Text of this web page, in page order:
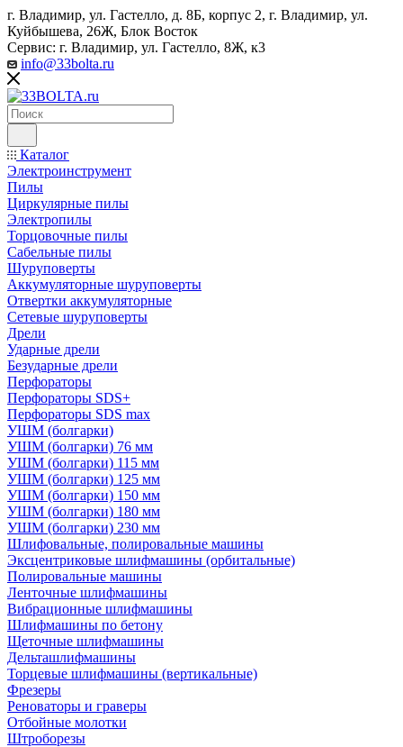
г. Владимир, ул. Гастелло, д. 8Б, корпус 2, г. Владимир, ул. ​
Куйбышева, 26Ж, Блок Восток
Сервис: г. Владимир, ул. Гастелло, 8Ж, к3
info@33bolta.ru
Каталог
Электроинструмент
Пилы
Циркулярные пилы
Электропилы
Торцовочные пилы
Сабельные пилы
Шуруповерты
Аккумуляторные шуруповерты
Отвертки аккумуляторные
Сетевые шуруповерты
Дрели
Ударные дрели
Безударные дрели
Перфораторы
Перфораторы SDS+
Перфораторы SDS max
УШМ (болгарки)
УШМ (болгарки) 76 мм
УШМ (болгарки) 115 мм
УШМ (болгарки) 125 мм
УШМ (болгарки) 150 мм
УШМ (болгарки) 180 мм
УШМ (болгарки) 230 мм
Шлифовальные, полировальные машины
Эксцентриковые шлифмашины (орбитальные)
Полировальные машины
Ленточные шлифмашины
Вибрационные шлифмашины
Шлифмашины по бетону
Щеточные шлифмашины
Дельташлифмашины
Торцевые шлифмашины (вертикальные)
Фрезеры
Реноваторы и граверы
Отбойные молотки
Штроборезы